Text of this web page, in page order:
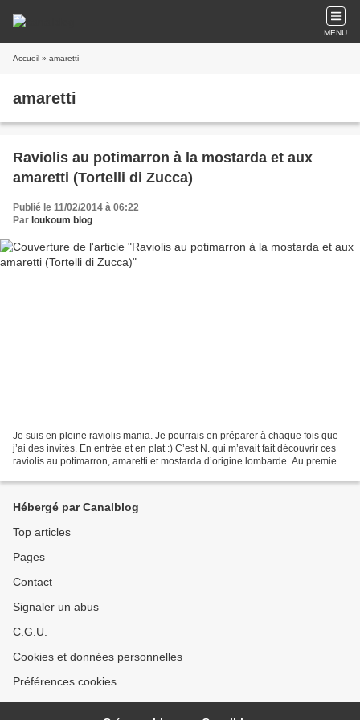
MENU
Accueil » amaretti
amaretti
Raviolis au potimarron à la mostarda et aux
amaretti (Tortelli di Zucca)
Publié le 11/02/2014 à 06:22
Par loukoum blog
Je suis en pleine raviolis mania. Je pourrais en préparer à chaque fois que
j’ai des invités. En entrée et en plat :) C’est N. qui m’avait fait découvrir ces
raviolis au potimarron, amaretti et mostarda d’origine lombarde. Au premier
Hébergé par Canalblog
Top articles
Pages
Contact
Signaler un abus
C.G.U.
Cookies et données personnelles
Préférences cookies